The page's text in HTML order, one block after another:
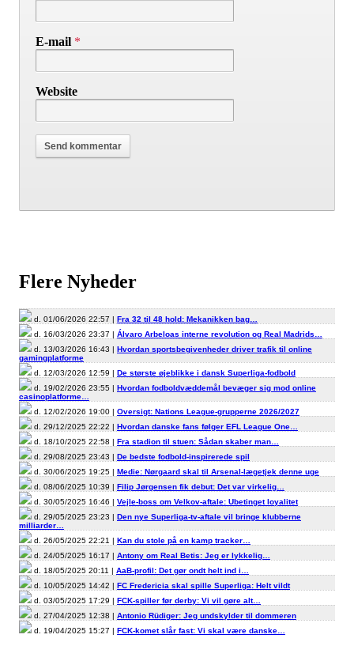
E-mail *
Website
Flere Nyheder
d. 01/06/2026 22:57 | Fra 32 til 48 hold: Mekanikken bag…
d. 16/03/2026 23:37 | Álvaro Arbeloas interne revolution og Real Madrids…
d. 13/03/2026 16:43 | Hvordan sportsbegivenheder driver trafik til online
gamingplatforme
d. 12/03/2026 12:59 | De største øjeblikke i dansk Superliga-fodbold
d. 19/02/2026 23:55 | Hvordan fodboldvæddemål bevæger sig mod online
casinoplatforme…
d. 12/02/2026 19:00 | Oversigt: Nations League-grupperne 2026/2027
d. 29/12/2025 22:22 | Hvordan danske fans følger EFL League One…
d. 18/10/2025 22:58 | Fra stadion til stuen: Sådan skaber man…
d. 29/08/2025 23:43 | De bedste fodbold-inspirerede spil
d. 30/06/2025 19:25 | Medie: Nørgaard skal til Arsenal-lægetjek denne uge
d. 08/06/2025 10:39 | Filip Jørgensen fik debut: Det var virkelig…
d. 30/05/2025 16:46 | Vejle-boss om Velkov-aftale: Ubetinget loyalitet
d. 29/05/2025 23:23 | Den nye Superliga-tv-aftale vil bringe klubberne
milliarder…
d. 26/05/2025 22:21 | Kan du stole på en kamp tracker…
d. 24/05/2025 16:17 | Antony om Real Betis: Jeg er lykkelig…
d. 18/05/2025 20:11 | AaB-profil: Det gør ondt helt ind i…
d. 10/05/2025 14:42 | FC Fredericia skal spille Superliga: Helt vildt
d. 03/05/2025 17:29 | FCK-spiller før derby: Vi vil gøre alt…
d. 27/04/2025 12:38 | Antonio Rüdiger: Jeg undskylder til dommeren
d. 19/04/2025 15:27 | FCK-komet slår fast: Vi skal være danske…